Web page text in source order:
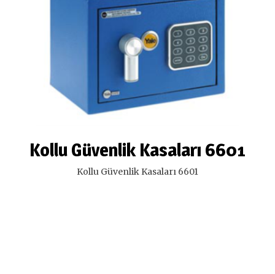
Kollu Güvenlik Kasaları 6601
Kollu Güvenlik Kasaları 6601